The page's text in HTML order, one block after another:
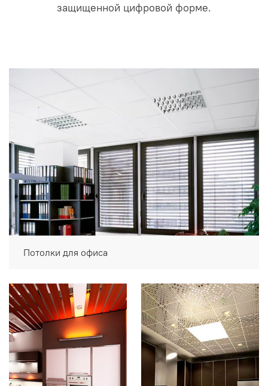
защищенной цифровой форме.
Потолки для офиса